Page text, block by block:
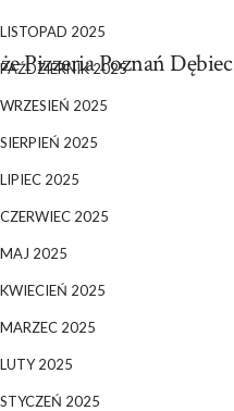
Pizzeria Poznań Dębiec
LISTOPAD 2025
PAŹDZIERNIK 2025
WRZESIEŃ 2025
SIERPIEŃ 2025
LIPIEC 2025
CZERWIEC 2025
MAJ 2025
KWIECIEŃ 2025
MARZEC 2025
LUTY 2025
STYCZEŃ 2025